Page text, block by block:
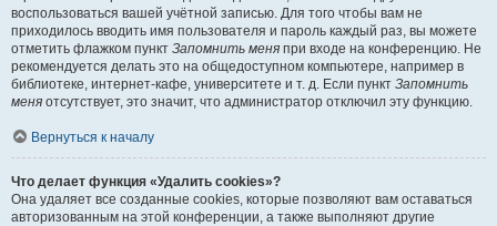
воспользоваться вашей учётной записью. Для того чтобы вам не
приходилось вводить имя пользователя и пароль каждый раз, вы можете
отметить флажком пункт Запомнить меня при входе на конференцию. Не
рекомендуется делать это на общедоступном компьютере, например в
библиотеке, интернет-кафе, университете и т. д. Если пункт Запомнить
меня отсутствует, это значит, что администратор отключил эту функцию.
Вернуться к началу
Что делает функция «Удалить cookies»?
Она удаляет все созданные cookies, которые позволяют вам оставаться
авторизованным на этой конференции, а также выполняют другие